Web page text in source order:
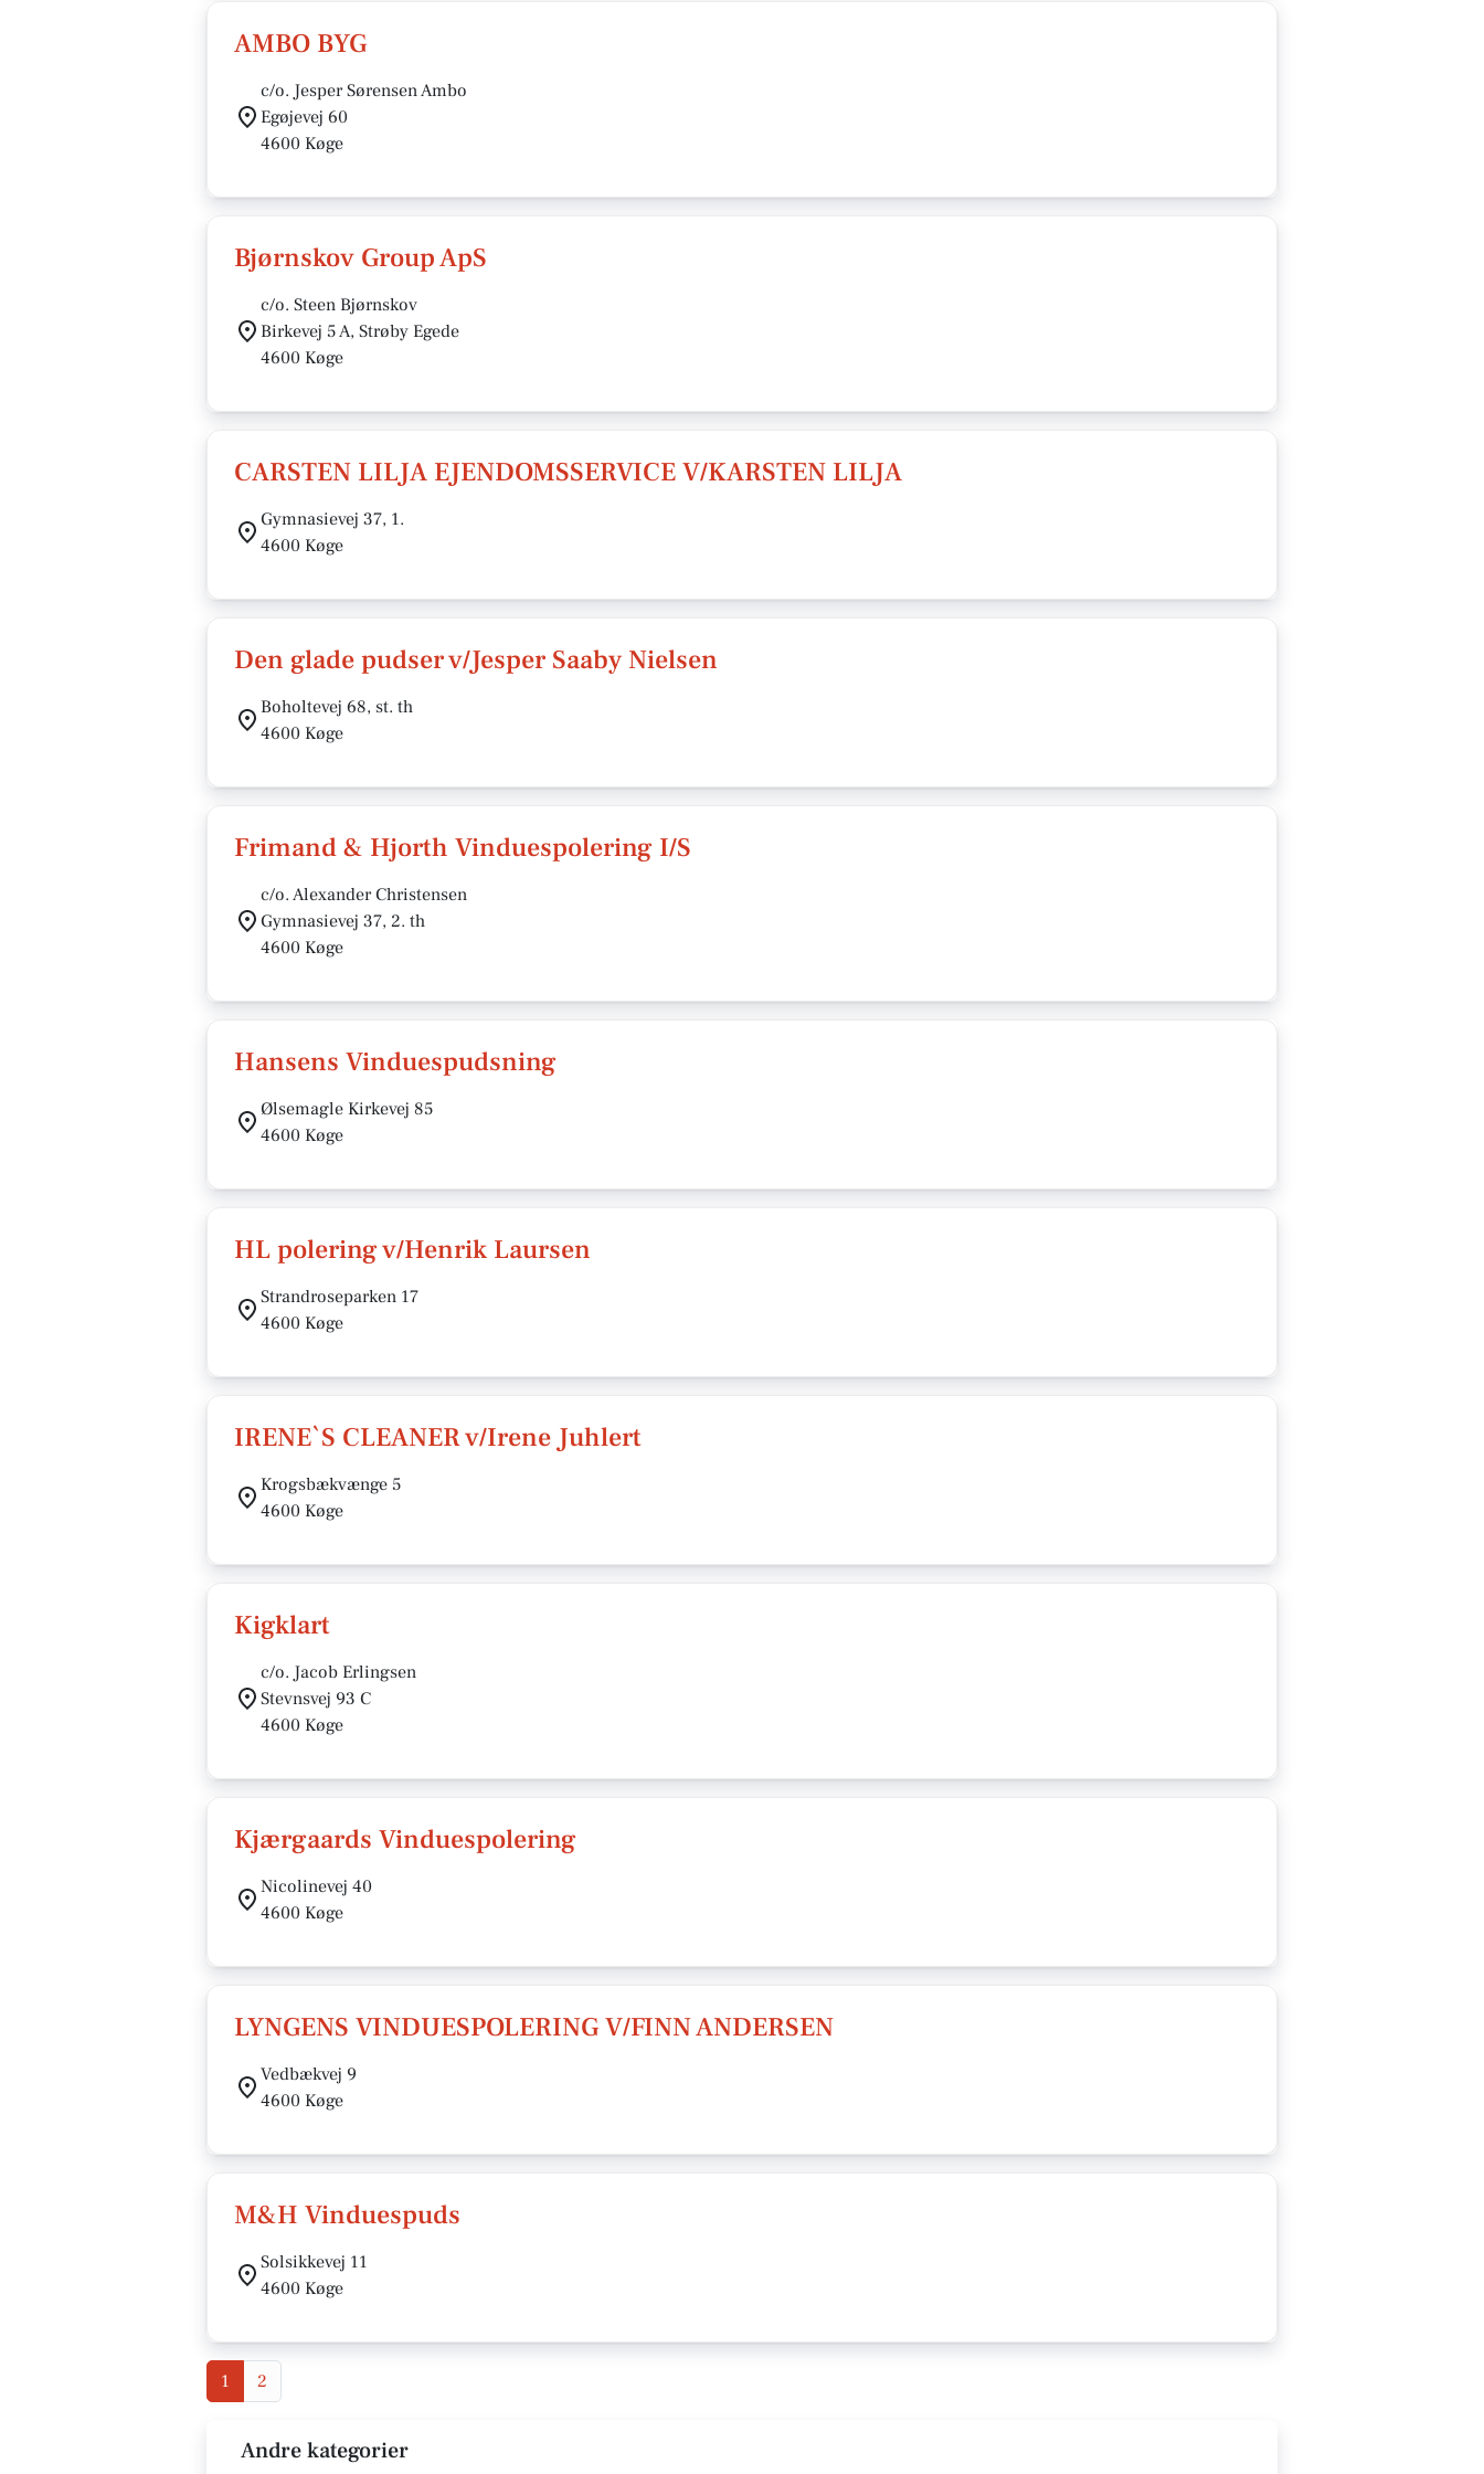
AMBO BYG
c/o. Jesper Sørensen Ambo
Egøjevej 60
4600 Køge
Bjørnskov Group ApS
c/o. Steen Bjørnskov
Birkevej 5 A, Strøby Egede
4600 Køge
CARSTEN LILJA EJENDOMSSERVICE V/KARSTEN LILJA
Gymnasievej 37, 1.
4600 Køge
Den glade pudser v/Jesper Saaby Nielsen
Boholtevej 68, st. th
4600 Køge
Frimand & Hjorth Vinduespolering I/S
c/o. Alexander Christensen
Gymnasievej 37, 2. th
4600 Køge
Hansens Vinduespudsning
Ølsemagle Kirkevej 85
4600 Køge
HL polering v/Henrik Laursen
Strandroseparken 17
4600 Køge
IRENE`S CLEANER v/Irene Juhlert
Krogsbækvænge 5
4600 Køge
Kigklart
c/o. Jacob Erlingsen
Stevnsvej 93 C
4600 Køge
Kjærgaards Vinduespolering
Nicolinevej 40
4600 Køge
LYNGENS VINDUESPOLERING V/FINN ANDERSEN
Vedbækvej 9
4600 Køge
M&H Vinduespuds
Solsikkevej 11
4600 Køge
1 2
Andre kategorier